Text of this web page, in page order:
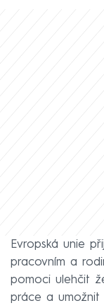
Evropská unie
pracovním a
pomoci ulehčit
práce a umožnit